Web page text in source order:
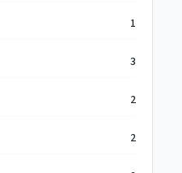
1
3
2
2